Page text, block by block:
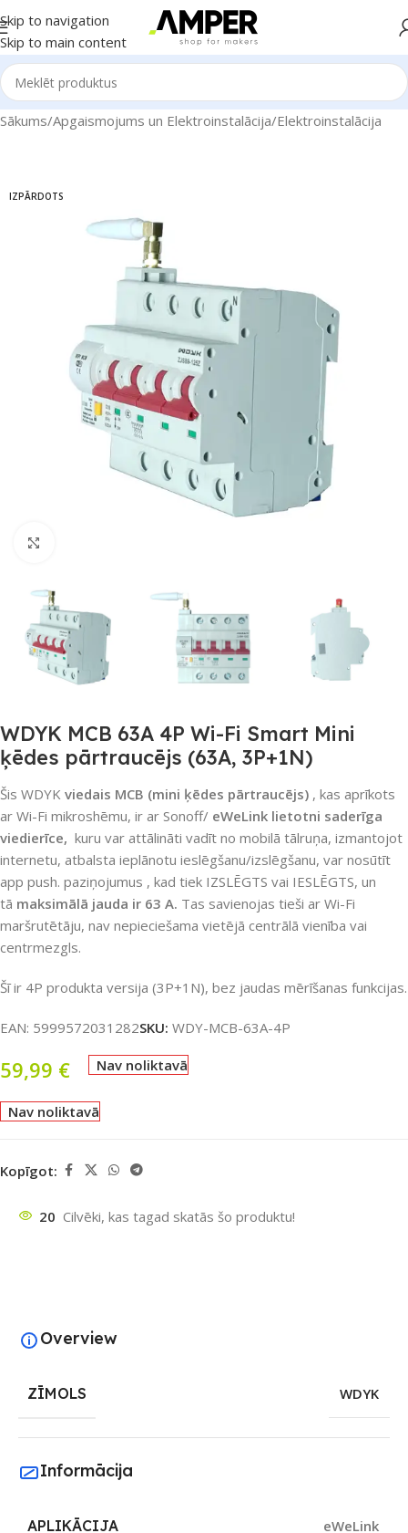
Skip to navigation
Skip to main content
Sākums/Apgaismojums un Elektroinstalācija/Elektroinstalācija
IZPĀRDOTS
WDYK MCB 63A 4P Wi-Fi Smart Mini
ķēdes pārtraucējs (63A, 3P+1N)
Šis WDYK viedais MCB (mini ķēdes pārtraucējs) , kas aprīkots
ar Wi-Fi mikroshēmu, ir ar Sonoff/ eWeLink lietotni saderīga
viedierīce, kuru var attālināti vadīt no mobilā tālruņa, izmantojot
internetu, atbalsta ieplānotu ieslēgšanu/izslēgšanu, var nosūtīt
app push. paziņojumus , kad tiek IZSLĒGTS vai IESLĒGTS, un
tā maksimālā jauda ir 63 A. Tas savienojas tieši ar Wi-Fi
maršrutētāju, nav nepieciešama vietējā centrālā vienība vai
centrmezgls.
Šī ir 4P produkta versija (3P+1N), bez jaudas mērīšanas funkcijas.
EAN: 5999572031282SKU: WDY-MCB-63A-4P
59,99 € Nav noliktavā
Nav noliktavā
Kopīgot:
20 Cilvēki, kas tagad skatās šo produktu!
Overview
ZĪMOLS WDYK
Informācija
APLIKĀCIJA eWeLink